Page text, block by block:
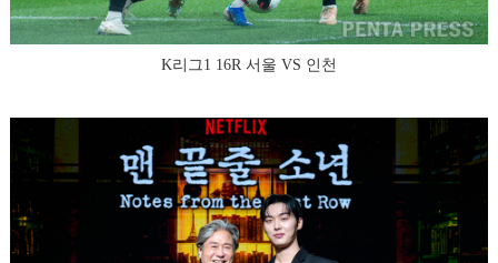
K리그1 16R 서울 VS 인천